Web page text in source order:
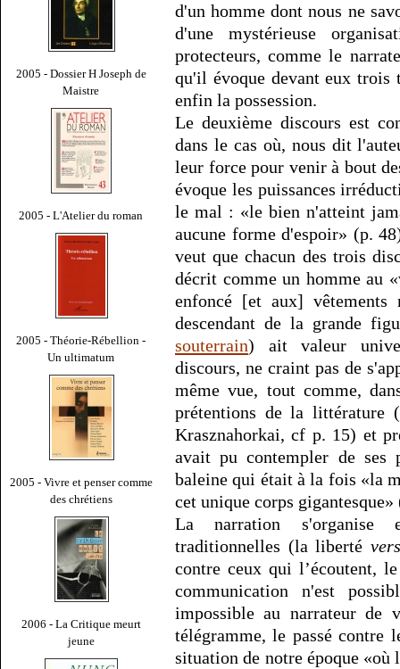
2005 - Dossier H Joseph de
Maistre
2005 - L'Atelier du roman
2005 - Théorie-Rébellion -
Un ultimatum
2005 - Vivre et penser comme
des chrétiens
2006 - La Critique meurt
jeune
d'un homme dont nous ne
d'une mystérieuse
protecteurs, comme le
qu'il évoque devant eux trois
enfin la possession.
Le deuxième discours est
dans le cas où, nous dit
leur force pour venir à bout
évoque les puissances
le mal : «le bien n'atteint
aucune forme d'espoir» (p.
veut que chacun des trois
décrit comme un homme au
enfoncé [et aux]
descendant de la grande
souterrain) ait valeur
discours, ne craint pas de
même vue, tout comme,
prétentions de la littérature
Krasznahorkai, cf p. 15) et
avait pu contempler de ses
baleine qui était à la fois «la
cet unique corps gigantesque»
La narration s'organise
traditionnelles (la liberté
contre ceux qui l’écoutent,
communication n'est
impossible au narrateur de
télégramme, le passé contre
situation de notre époque «où